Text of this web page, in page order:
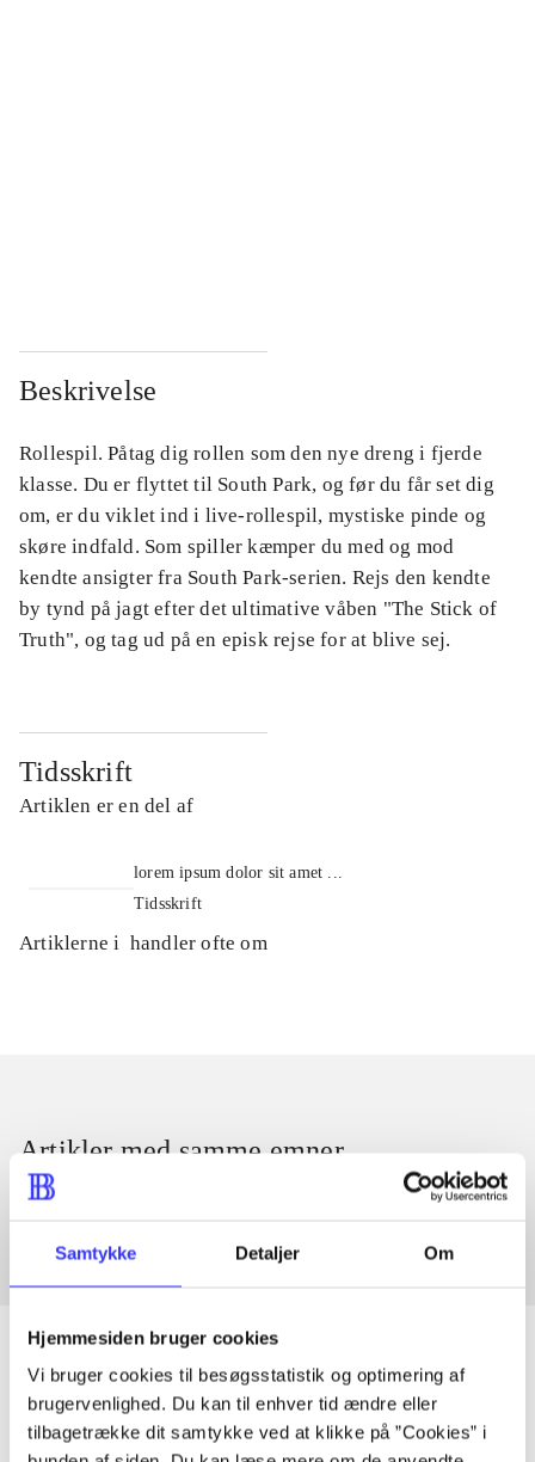
Samtykke Detaljer Om
Hjemmesiden bruger cookies
Vi bruger cookies til besøgsstatistik og optimering af
brugervenlighed. Du kan til enhver tid ændre eller
tilbagetrække dit samtykke ved at klikke på ”Cookies” i
Beskrivelse
Rollespil. Påtag dig rollen som den nye dreng i fjerde
klasse. Du er flyttet til South Park, og før du får set dig
om, er du viklet ind i live-rollespil, mystiske pinde og
skøre indfald. Som spiller kæmper du med og mod
kendte ansigter fra South Park-serien. Rejs den kendte
by tynd på jagt efter det ultimative våben "The Stick of
Truth", og tag ud på en episk rejse for at blive sej.
Tidsskrift
Artiklen er en del af
lorem ipsum dolor sit amet ...
Tidsskrift
Artiklerne i handler ofte om
Artikler med samme emner
Fra
Artikler
Alle registrerede artikler fordelt på udgivelser